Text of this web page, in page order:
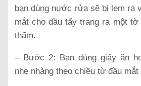
bạn dùng nước rửa sẽ bị lem ra
mắt cho dầu tẩy trang ra một tờ
thấm.
– Bước 2: Bạn dùng giấy ăn
nhẹ nhàng theo chiều từ đầu mắt